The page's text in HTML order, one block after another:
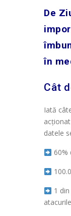
De
în
Cât
Iată
datele
60%
1